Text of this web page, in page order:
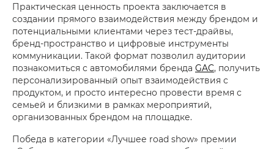
Практическая ценность проекта заключается в
создании прямого взаимодействия между брендом и
потенциальными клиентами через тест-драйвы,
бренд-пространство и цифровые инструменты
коммуникации. Такой формат позволил аудитории
познакомиться с автомобилями бренда GAC, получить
персонализированный опыт взаимодействия с
продуктом, и просто интересно провести время с
семьей и близкими в рамках мероприятий,
организованных брендом на площадке.
Победа в категории «Лучшее road show» премии